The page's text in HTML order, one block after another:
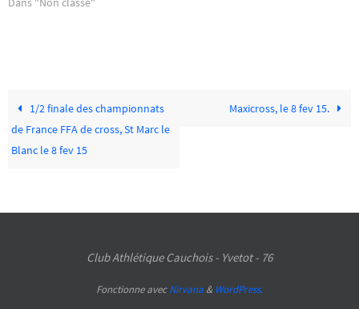
1/2 finale des championnats
de France FFA de cross, St Marc le
Blanc le 8 fev 15
Maxicross, le 8 fev 15.
Club Athlétique Cauchois - Yvetot - 76
Fonctionne avecNirvana & WordPress.